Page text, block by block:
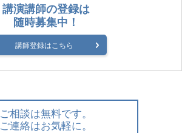
講演講師の登録は
随時募集中！
講師登録はこちら
ご相談は無料です。
ご連絡はお気軽に。